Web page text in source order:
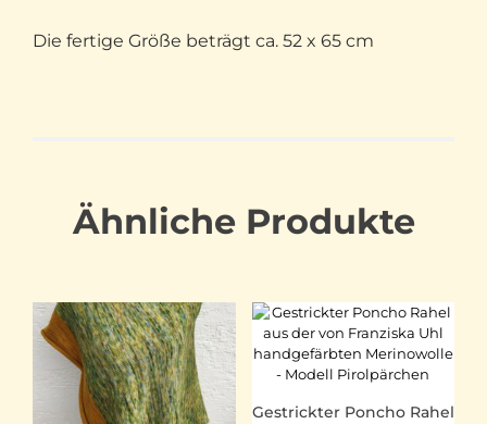
Die fertige Größe beträgt ca. 52 x 65 cm
Ähnliche Produkte
Gestrickter Poncho Rahel